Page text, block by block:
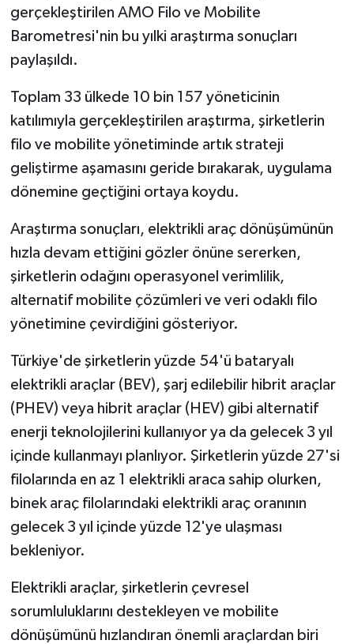
gerçekleştirilen AMO Filo ve Mobilite
Barometresi'nin bu yılki araştırma sonuçları
paylaşıldı.
Toplam 33 ülkede 10 bin 157 yöneticinin
katılımıyla gerçekleştirilen araştırma, şirketlerin
filo ve mobilite yönetiminde artık strateji
geliştirme aşamasını geride bırakarak, uygulama
dönemine geçtiğini ortaya koydu.
Araştırma sonuçları, elektrikli araç dönüşümünün
hızla devam ettiğini gözler önüne sererken,
şirketlerin odağını operasyonel verimlilik,
alternatif mobilite çözümleri ve veri odaklı filo
yönetimine çevirdiğini gösteriyor.
Türkiye'de şirketlerin yüzde 54'ü bataryalı
elektrikli araçlar (BEV), şarj edilebilir hibrit araçlar
(PHEV) veya hibrit araçlar (HEV) gibi alternatif
enerji teknolojilerini kullanıyor ya da gelecek 3 yıl
içinde kullanmayı planlıyor. Şirketlerin yüzde 27'si
filolarında en az 1 elektrikli araca sahip olurken,
binek araç filolarındaki elektrikli araç oranının
gelecek 3 yıl içinde yüzde 12'ye ulaşması
bekleniyor.
Elektrikli araçlar, şirketlerin çevresel
sorumluluklarını destekleyen ve mobilite
dönüşümünü hızlandıran önemli araçlardan biri